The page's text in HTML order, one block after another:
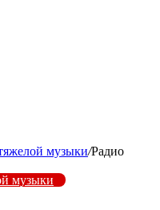
музыки/Радио
музыки